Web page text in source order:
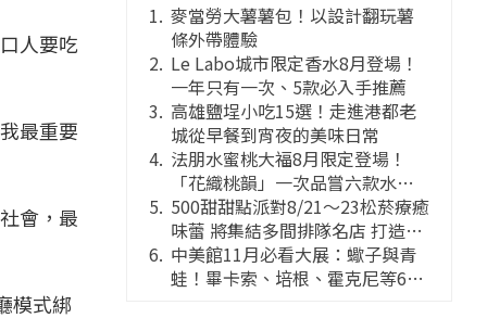
人要吃
最重要
會，最
模式綁
麥當勞大薯薯包！以設計翻玩薯
條外帶體驗
Le Labo城市限定香水8月登場！
一年只有一次、5款必入手推薦
高雄鹽埕小吃15選！走進港都老
城從早餐到宵夜的美味日常
法朋水蜜桃大福8月限定登場！
「花織桃韻」一次品嘗六款水蜜
桃花果大福
500甜甜點派對8/21～23松菸療癒
味蕾 將集結多間排隊名店 打造靈
感創意的舞台
中美館11月必看大展：蠍子與青
蛙！畢卡索、培根、霍克尼等66